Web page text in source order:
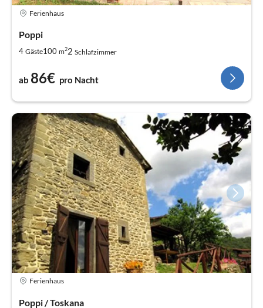
Ferienhaus
Poppi
4 Gäste100 m22 Schlafzimmer
ab 86€ pro Nacht
Ferienhaus
Poppi / Toskana